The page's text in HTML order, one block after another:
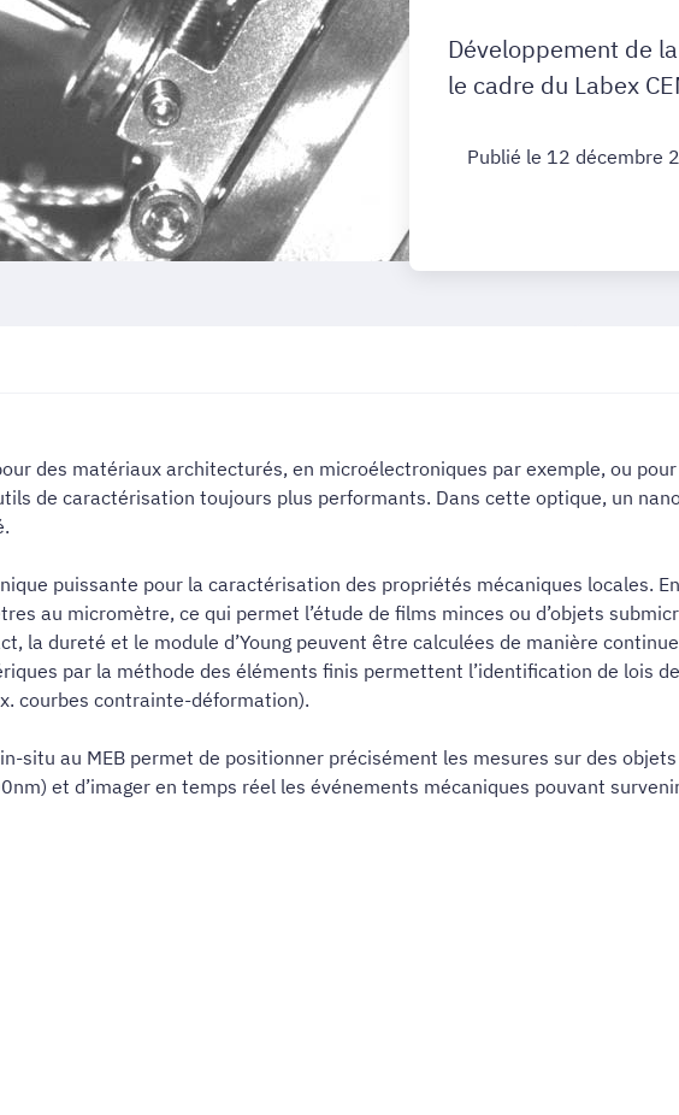
Développement de
le cadre du Labex
Publié le 12 décembre
des matériaux architecturés, en microélectroniques par exemple, ou
de caractérisation toujours plus performants. Dans cette optique, un
puissante pour la caractérisation des propriétés mécaniques locales.
au micromètre, ce qui permet l’étude de films minces ou d’objets
la dureté et le module d’Young peuvent être calculées de manière
par la méthode des éléments finis permettent l’identification de lois de
courbes contrainte-déformation).
situ au MEB permet de positionner précisément les mesures sur des
et d’imager en temps réel les événements mécaniques pouvant